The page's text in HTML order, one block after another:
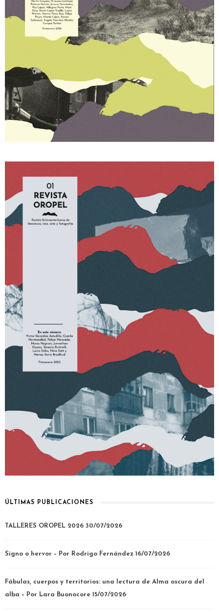
ÚLTIMAS PUBLICACIONES
TALLERES OROPEL 2026 30/07/2026
Signo o hervor – Por Rodrigo Fernández 16/07/2026
Fábulas, cuerpos y territorios: una lectura de Alma oscura del
alba – Por Lara Buonocore 15/07/2026